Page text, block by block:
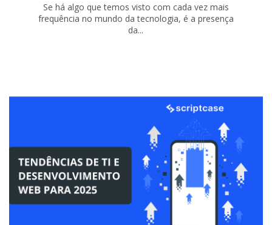
Se há algo que temos visto com cada vez mais
frequência no mundo da tecnologia, é a presença
da...